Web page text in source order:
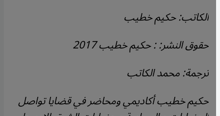
الكاتب: حكيم خطيب
حقوق النشر: : حكيم خطيب 2017
ترجمة: محمد الكاتب
حكيم خطيب أكاديمي ومحاضر في قضايا تواصل